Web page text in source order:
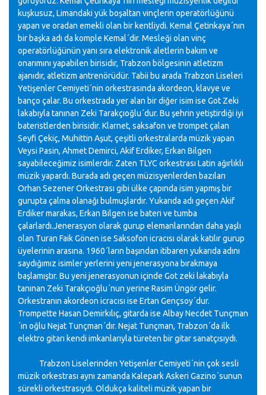
kuşkusuz, Limandaki yük boşaltan vinçlerin operatörlüğünü
yapan ve oradan emekli olan bir kentliydi. Kemal Çetinkaya´nın
bir başka adı da komple Kemal´dir. Mesleği olan vinç
operatörlüğünün yanı sıra elektronik aletlerin bakım ve
onarımını yapabilen birisidir, Trabzon bölgesinin atletizm
ajanıdır, atletizm antrenörüdür. Tabii bu arada Trabzon Liseleri
Yetişenler Cemiyeti´nin orkestrasında akordeon, klavye ve
banço çalar. Bu orkestrada yer alan bir diğer isim ise Got Zeki
lakabıyla tanınan Zeki Tarakçıoğlu´dur. Bu şehrin yetiştirdiği iyi
bateristlerden birisidir. Klarnet, saksafon ve trompet çalan
Seyfi Çekiç, Muhittin Aşut, çeşitli orkestralarda müzik yapan
Veysi Pasin, Ahmet Demirci, Akif Erdiker, Erkan Bilgen
sayabileceğimiz isimlerdir. Zaten TLYC orkestrası Latin ağırlıklı
müzik yapardı. Burada adı geçen müzisyenlerden bazıları
Orhan Sezener Orkestrası gibi ülke çapında isim yapmış bir
gurupta çalma olanağı bulmuşlardır. Yukarıda adı geçen Akif
Erdiker marakas, Erkan Bilgen ise bateri ve tumba
çalarlardı.Jenerasyon olarak gurup elemanlarından daha yaşlı
olan Turan Faik Gönen ise Saksofon icracısı olarak katılır gurup
üyelerinin arasına. 1960´ların başından itibaren yukarıda adını
saydığımız isimler yerlerini yeni jenerasyona bırakmaya
başlamıştır. Bu yeni jenerasyonun içinde Got zeki lakabıyla
tanınan Zeki Tarakçıoğlu´nun yerine Rasim Üngör gelir.
Orkestranın akordeon icracısı ise Ertan Gençsoy´dur.
Trompette Hasan Demirkılıç, gitarda ise Albay Necdet Tunçman
´ın oğlu Nejat Tunçman´dır. Nejat Tunçman, Trabzon´da ilk
elektro gitarı kendi imkanlarıyla türeten bir gitar sanatçısıydı.
Trabzon Liselerinden Yetişenler Cemiyeti´nin çok sesli
müzik orkestrası aynı zamanda Kalepark Askeri Gazino´sunun
sürekli orkestrasıydı. Oldukça kaliteli müzik yapan bir